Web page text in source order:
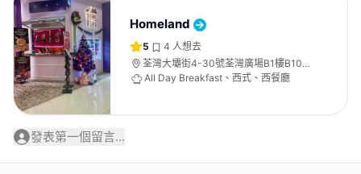
Homeland
5 4 人想去
荃灣大壩街4-30號荃灣廣場B1樓B109-
B110號舖
All Day Breakfast、西式、西餐廳
發表第一個留言...